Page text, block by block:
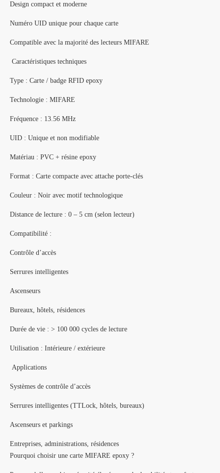
Design compact et moderne
Numéro UID unique pour chaque carte
Compatible avec la majorité des lecteurs MIFARE
Caractéristiques techniques
Type : Carte / badge RFID epoxy
Technologie : MIFARE
Fréquence : 13.56 MHz
UID : Unique et non modifiable
Matériau : PVC + résine epoxy
Format : Carte compacte avec attache porte-clés
Couleur : Noir avec motif technologique
Distance de lecture : 0 – 5 cm (selon lecteur)
Compatibilité :
Contrôle d’accès
Serrures intelligentes
Ascenseurs
Bureaux, hôtels, résidences
Durée de vie : > 100 000 cycles de lecture
Utilisation : Intérieure / extérieure
Applications
Systèmes de contrôle d’accès
Serrures intelligentes (TTLock, hôtels, bureaux)
Ascenseurs et parkings
Entreprises, administrations, résidences
Pourquoi choisir une carte MIFARE epoxy ?